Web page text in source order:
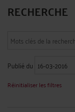
RECHERCHE
Publié du
Réinitialiser les filtres